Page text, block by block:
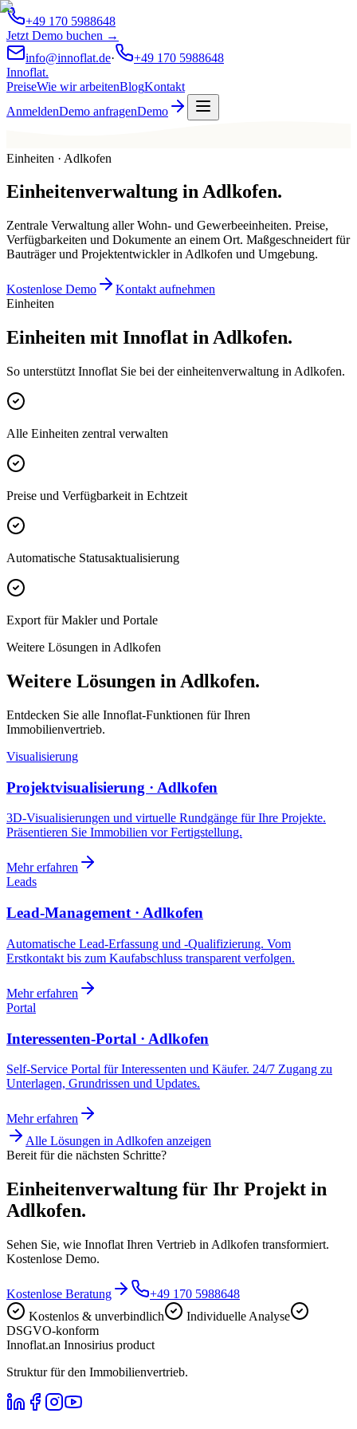
+49 170 5988648
Jetzt Demo buchen →
info@innoflat.de·
+49 170 5988648
Innoflat.
PreiseWie wir arbeitenBlogKontakt
AnmeldenDemo anfragenDemo
Einheiten · Adlkofen
Einheitenverwaltung inAdlkofen.
Zentrale Verwaltung aller Wohn- und Gewerbeeinheiten. Preise,
Verfügbarkeiten und Dokumente an einem Ort. Maßgeschneidert für
Bauträger und Projektentwickler in Adlkofen und Umgebung.
Kostenlose Demo
Kontakt aufnehmen
Einheiten
Einheiten mit Innoflat in Adlkofen.
So unterstützt Innoflat Sie bei der einheitenverwaltung in Adlkofen.
Alle Einheiten zentral verwalten
Preise und Verfügbarkeit in Echtzeit
Automatische Statusaktualisierung
Export für Makler und Portale
Weitere Lösungen in Adlkofen
Weitere Lösungen in Adlkofen.
Entdecken Sie alle Innoflat-Funktionen für Ihren
Immobilienvertrieb.
Visualisierung
Projektvisualisierung · Adlkofen
3D-Visualisierungen und virtuelle Rundgänge für Ihre Projekte.
Präsentieren Sie Immobilien vor Fertigstellung.
Mehr erfahren
Leads
Lead-Management · Adlkofen
Automatische Lead-Erfassung und -Qualifizierung. Vom
Erstkontakt bis zum Kaufabschluss transparent verfolgen.
Mehr erfahren
Portal
Interessenten-Portal · Adlkofen
Self-Service Portal für Interessenten und Käufer. 24/7 Zugang zu
Unterlagen, Grundrissen und Updates.
Mehr erfahren
Alle Lösungen in Adlkofen anzeigen
Bereit für die nächsten Schritte?
Einheitenverwaltung für Ihr Projekt in
Adlkofen.
Sehen Sie, wie Innoflat Ihren Vertrieb in Adlkofen transformiert.
Kostenlose Demo.
Kostenlose Beratung
+49 170 5988648
Kostenlos & unverbindlich
Individuelle Analyse
DSGVO-konform
Innoflat.an Innosirius product
Struktur für den Immobilienvertrieb.